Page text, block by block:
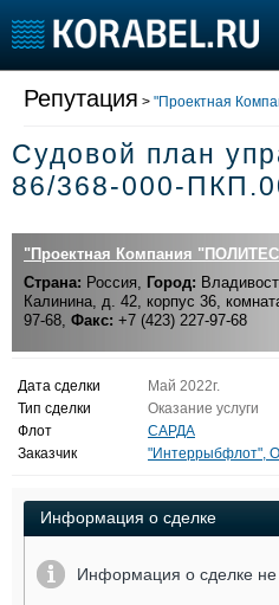
Участники раздела
Судостроение
Пульс
Компании
Репутация
Работа
Реклама
Доска
Репутация > "Проектная
Судовой план
86/368-000-
"Проектная Компания
Страна: Россия, Город:
Калинина, д. 42, корпус 36,
97-68, Факс: +7 (423) 227-97-68
Дата сделки
Май 2022г.
Тип сделки
Оказание услуги
Флот
САРДА
Заказчик
"Интеррыбфлот",
Информация о сделке
Информация о сделке не